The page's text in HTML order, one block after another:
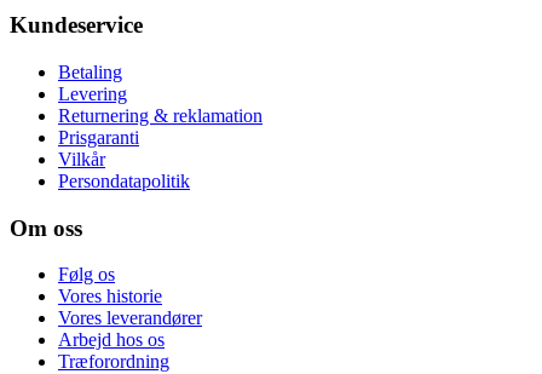
Kundeservice
Betaling
Levering
Returnering & reklamation
Prisgaranti
Vilkår
Persondatapolitik
Om oss
Følg os
Vores historie
Vores leverandører
Arbejd hos os
Træforordning